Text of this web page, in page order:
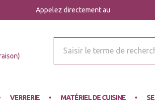
Appelez directement au
VERRERIE MATÉRIEL DE CUISINE